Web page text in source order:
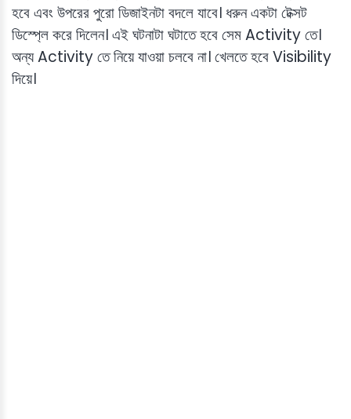
হবে এবং উপরের পুরো ডিজাইনটা বদলে যাবে। ধরুন একটা টেক্সট
ডিস্প্লে করে দিলেন। এই ঘটনাটা ঘটাতে হবে সেম Activity তে।
অন্য Activity তে নিয়ে যাওয়া চলবে না। খেলতে হবে Visibility
দিয়ে।